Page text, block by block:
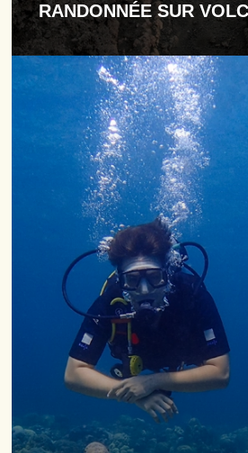
RANDONNÉE SUR